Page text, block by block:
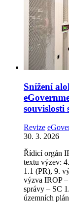
Snížení
souvislosti
Revize
30. 3. 2026
Řídicí orgán
textu výzev:
1.1 (PR), 9.
výzva IROP
správy – SC
územních